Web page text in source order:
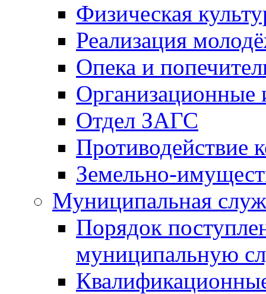
Физическая
Реализация
Опека и
Отдел ЗАГС
Противодействие
Земельно-
Муниципальная
Порядок
муниципальную